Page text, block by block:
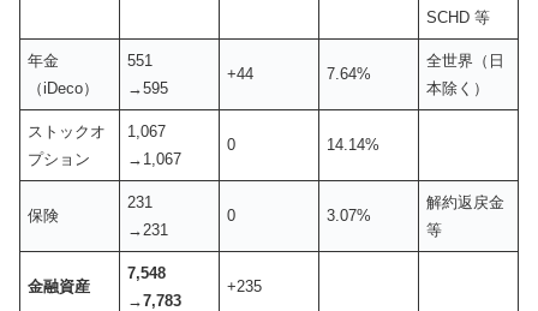
SCHD 等
年金
（iDeco）
551
→595
+44 7.64%
全世界（日
本除く）
ストックオ
プション
1,067
→1,067
0 14.14%
保険
231
→231
0 3.07%
解約返戻金
等
金融資産
7,548
→7,783
+235